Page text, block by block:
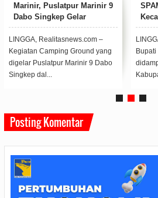
Lingga Gelar Latpraops
Mantap Brata Seligi 2023-
2024
LINGGA, Realitasnews.com -
Dalam rangka kesiapan
pengamanan Pemilu tahun 2023-
2024, Kepolisian Resor...
Guna
Posting Komentar